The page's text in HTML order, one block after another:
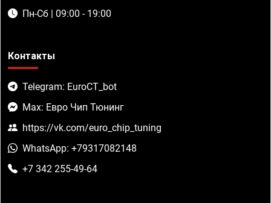
Пн-Сб | 09:00 - 19:00
Контакты
Telegram: EuroCT_bot
Max: Евро Чип Тюнинг
https://vk.com/euro_chip_tuning
WhatsApp: +79317082148
+7 342 255-49-64